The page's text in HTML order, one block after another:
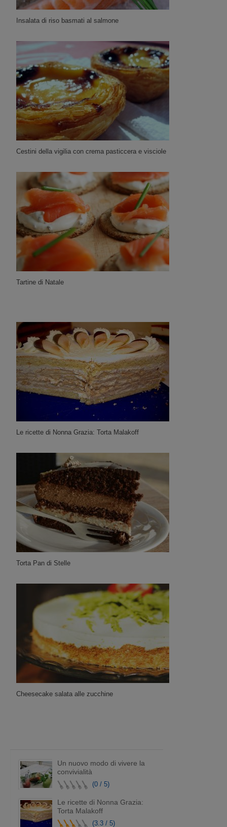
Insalata di riso basmati al salmone
Cestini della vigilia con crema pasticcera e visciole
Tartine di Natale
Le ricette di Nonna Grazia: Torta Malakoff
Torta Pan di Stelle
Cheesecake salata alle zucchine
Un nuovo modo di vivere la
convivialità
(0 / 5)
Le ricette di Nonna Grazia:
Torta Malakoff
(3.3 / 5)